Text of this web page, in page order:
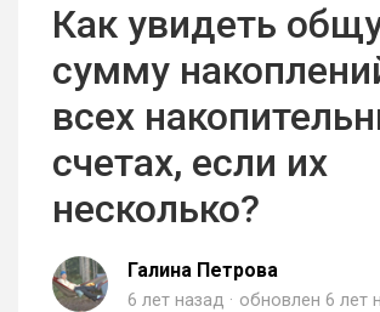
Как увидеть
сумму
всех
счетах, если их
несколько?
Галина Петрова
6 лет назад обновлен 6 лет